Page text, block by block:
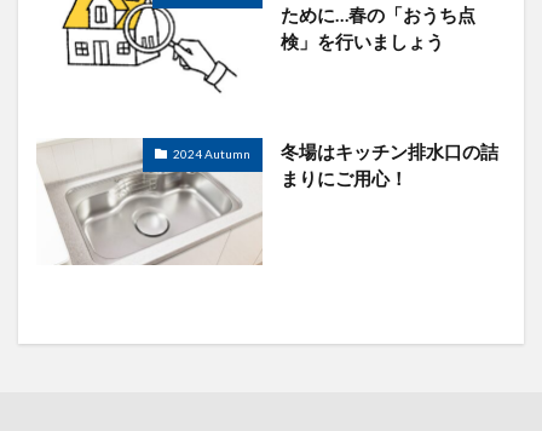
ために…春の「おうち点
検」を行いましょう
2024 Autumn
冬場はキッチン排水口の詰
まりにご用心！